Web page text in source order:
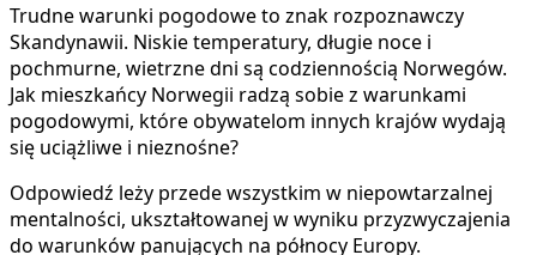
Trudne warunki pogodowe to znak rozpoznawczy
Skandynawii. Niskie temperatury, długie noce i
pochmurne, wietrzne dni są codziennością Norwegów.
Jak mieszkańcy Norwegii radzą sobie z warunkami
pogodowymi, które obywatelom innych krajów wydają
się uciążliwe i nieznośne?
Odpowiedź leży przede wszystkim w niepowtarzalnej
mentalności, ukształtowanej w wyniku przyzwyczajenia
do warunków panujących na północy Europy.